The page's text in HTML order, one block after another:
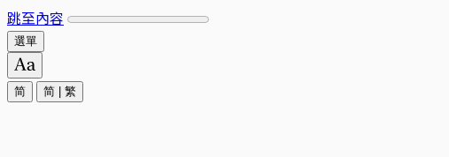
跳至內容
選單
简 简 繁